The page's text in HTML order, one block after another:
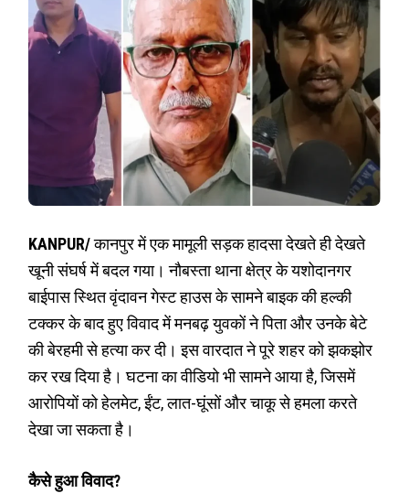
KANPUR/कानपुर में एक मामूली सड़क हादसा देखते ही देखते
खूनी संघर्ष में बदल गया। नौबस्ता थाना क्षेत्र के यशोदानगर
बाईपास स्थित वृंदावन गेस्ट हाउस के सामने बाइक की हल्की
टक्कर के बाद हुए विवाद में मनबढ़ युवकों ने पिता और उनके बेटे
की बेरहमी से हत्या कर दी। इस वारदात ने पूरे शहर को झकझोर
कर रख दिया है। घटना का वीडियो भी सामने आया है, जिसमें
आरोपियों को हेलमेट, ईंट, लात-घूंसों और चाकू से हमला करते
देखा जा सकता है।
कैसे हुआ विवाद?